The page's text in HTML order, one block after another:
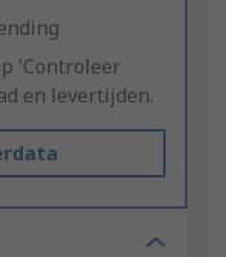
'Controleer
en levertijden.